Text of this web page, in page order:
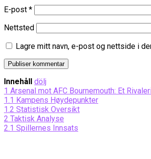
E-post *
Nettsted
Lagre mitt navn, e-post og nettside i
Innehåll
dölj
1 Arsenal mot AFC Bournemouth: Et
1.1 Kampens Høydepunkter
1.2 Statistisk Oversikt
2 Taktisk Analyse
2.1 Spillernes Innsats